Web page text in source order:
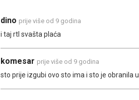
dino prije više od 9 godina
i taj rtl svašta plaća
komesar prije više od 9 godina
sto prije izgubi ovo sto ima i sto je obranila u